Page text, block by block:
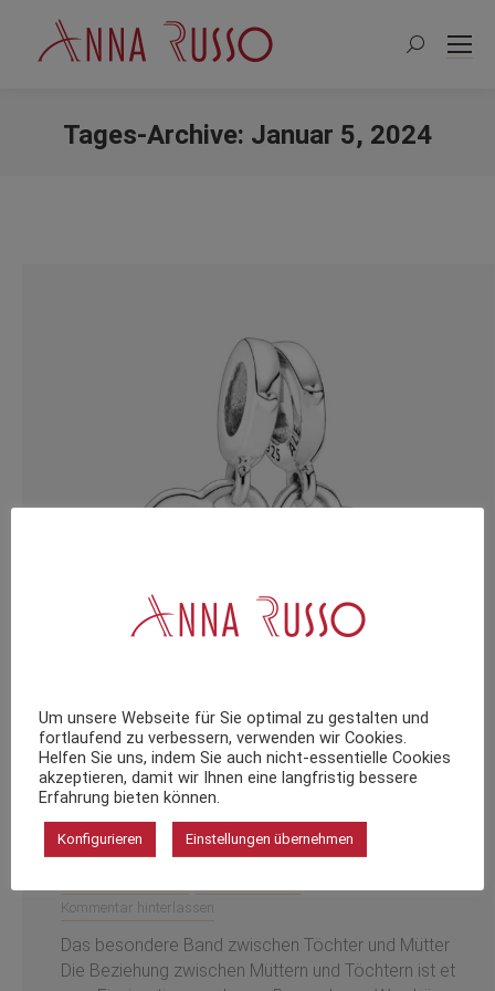
Search:
Tages-Archive: Januar 5, 2024
Schönheit der Verbundenheit: Aktuelle
Mutter-Tochter-Schmucktrends
Blog,Gottmadingen,Pandora,Schmuck,Singen
Kommentar hinterlassen
Das besondere Band zwischen Töchter und Mütter
Die Beziehung zwischen Müttern und Töchtern ist et
Um unsere Webseite für Sie optimal zu gestalten und
fortlaufend zu verbessern, verwenden wir Cookies.
Helfen Sie uns, indem Sie auch nicht-essentielle Cookies
akzeptieren, damit wir Ihnen eine langfristig bessere
Erfahrung bieten können.
Konfigurieren Einstellungen übernehmen